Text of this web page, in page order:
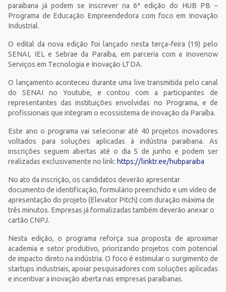
paraibana já podem se inscrever na 6ª edição do HUB PB –
Programa de Educação Empreendedora com foco em Inovação
Industrial.
O edital da nova edição foi lançado nesta terça-feira (19) pelo
SENAI, IEL e Sebrae da Paraíba, em parceria com a Inovenow
Serviços em Tecnologia e Inovação LTDA.
O lançamento aconteceu durante uma live transmitida pelo canal
do SENAI no Youtube, e contou com a participantes de
representantes das instituições envolvidas no Programa, e de
profissionais que integram o ecossistema de inovação da Paraíba.
Este ano o programa vai selecionar até 40 projetos inovadores
voltados para soluções aplicadas à indústria paraibana. As
inscrições seguem abertas até o dia 5 de junho e podem ser
realizadas exclusivamente no link: https://linktr.ee/hubparaiba
No ato da inscrição, os candidatos deverão apresentar
documento de identificação, formulário preenchido e um vídeo de
apresentação do projeto (Elevator Pitch) com duração máxima de
três minutos. Empresas já formalizadas também deverão anexar o
cartão CNPJ.
Nesta edição, o programa reforça sua proposta de aproximar
academia e setor produtivo, priorizando projetos com potencial
de impacto direto na indústria. O foco é estimular o surgimento de
startups industriais, apoiar pesquisadores com soluções aplicadas
e incentivar a inovação aberta nas empresas paraibanas.